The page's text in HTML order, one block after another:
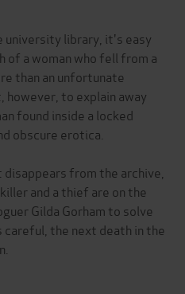
library, it's easy
of a woman who fell from a
than an unfortunate
to explain away
found inside a locked
obscure erotica.
from the archive,
and a thief are on the
Gilda Gorham to solve
the next death in the